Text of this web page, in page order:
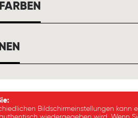
Bildschirmeinstellungen kann